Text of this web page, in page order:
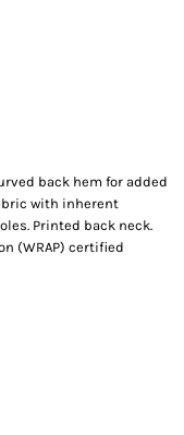
back hem for added
with inherent
Printed back neck.
(WRAP) certified